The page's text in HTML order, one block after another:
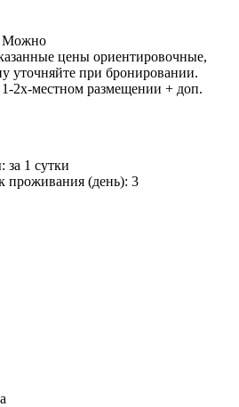
Можно
цены ориентировочные,
уточняйте при бронировании.
2х-местном размещении + доп.
за 1 сутки
(день): 3